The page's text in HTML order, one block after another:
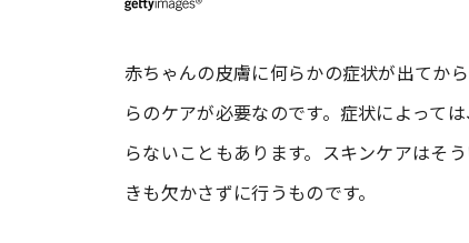
赤ちゃんの皮膚に何らかの症状が出てか
らのケアが必要なのです。症状によって
らないこともあります。スキンケアはそ
きも欠かさずに行うものです。